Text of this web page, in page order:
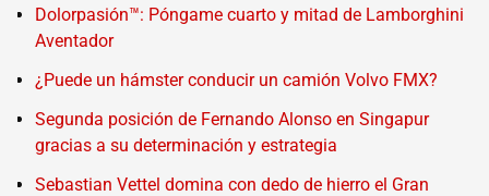
Dolorpasión™: Póngame cuarto y mitad de Lamborghini
Aventador
¿Puede un hámster conducir un camión Volvo FMX?
Segunda posición de Fernando Alonso en Singapur
gracias a su determinación y estrategia
Sebastian Vettel domina con dedo de hierro el Gran